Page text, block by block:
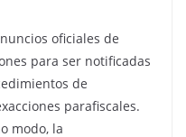
oficiales de
para ser notificadas
de
parafiscales.
modo, la